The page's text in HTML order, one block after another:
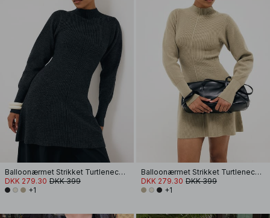
Balloonærmet Strikket Turtleneck Kjole
DKK 279.30 DKK 399
+1
Balloonærmet Strikket Turtleneck Kjole
DKK 279.30 DKK 399
+1